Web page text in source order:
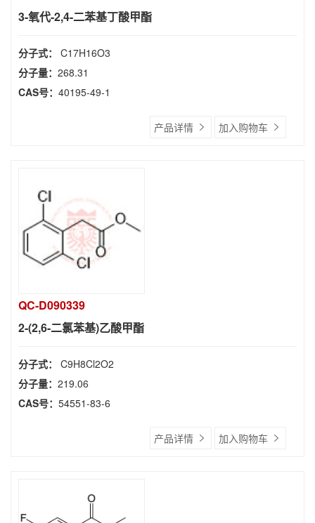
3-氧代-2,4-二苯基丁酸甲酯
分子式： C17H16O3
分子量： 268.31
CAS号： 40195-49-1
产品详情 加入购物车
QC-D090339
2-(2,6-二氯苯基)乙酸甲酯
分子式： C9H8Cl2O2
分子量： 219.06
CAS号： 54551-83-6
产品详情 加入购物车